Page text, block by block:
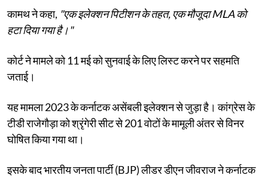
कामथ ने कहा, "एक इलेक्शन पिटीशन के तहत, एक मौजूदा MLA को
हटा दिया गया है।"
कोर्ट ने मामले को 11 मई को सुनवाई के लिए लिस्ट करने पर सहमति
जताई।
यह मामला 2023 के कर्नाटक असेंबली इलेक्शन से जुड़ा है। कांग्रेस के
टीडी राजेगौड़ा को श्रृंगेरी सीट से 201 वोटों के मामूली अंतर से विनर
घोषित किया गया था।
इसके बाद भारतीय जनता पार्टी (BJP) लीडर डीएन जीवराज ने कर्नाटक